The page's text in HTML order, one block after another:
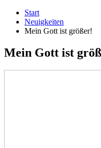
Start
Neuigkeiten
Mein Gott ist größer!
Mein Gott ist